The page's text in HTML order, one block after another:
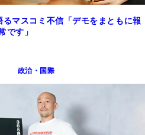
マスコミ不信「デモをまともに報
です」
政治・国際